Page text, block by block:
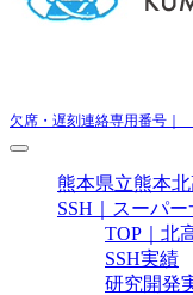
欠席・遅刻連絡専用番号｜
熊本県立熊本
SSH｜スーパ
TOP｜北
SSH実績
研究開発